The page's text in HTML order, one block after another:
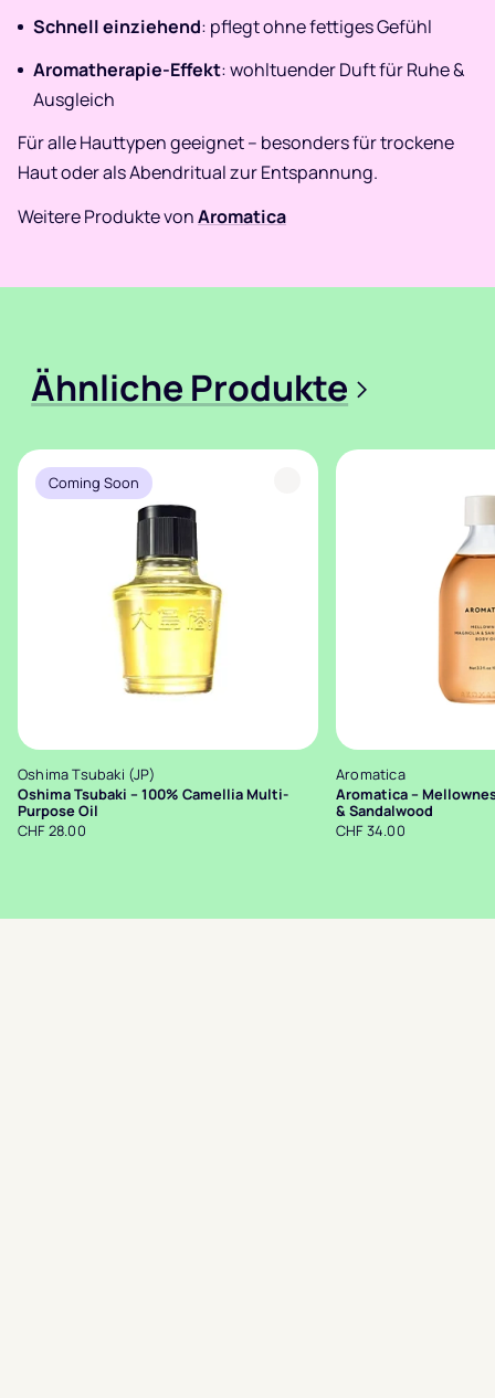
Schnell einziehend: pflegt ohne fettiges Gefühl
Aromatherapie-Effekt: wohltuender Duft für Ruhe &
Ausgleich
Für alle Hauttypen geeignet – besonders für trockene
Haut oder als Abendritual zur Entspannung.
Weitere Produkte vonAromatica
Ähnliche Produkte >
Coming Soon
Oshima Tsubaki (JP)
Oshima Tsubaki – 100% Camellia Multi-
Purpose Oil
CHF 28.00
Aromatica
Aromatica –
& Sandalwood
CHF 34.00